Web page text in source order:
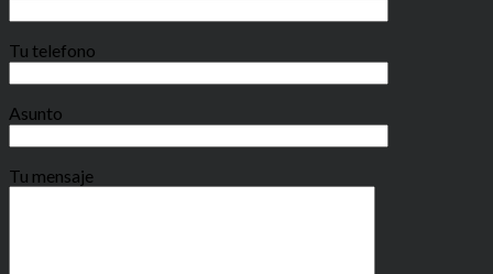
Tu telefono
Asunto
Tu mensaje